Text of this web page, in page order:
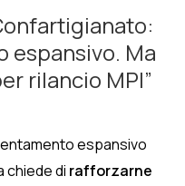
espansivo. Ma
rilancio MPI”
espansivo
chiede di rafforzarne